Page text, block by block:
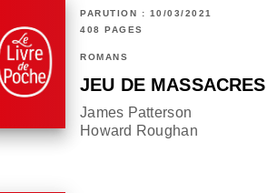
PARUTION : 10/03/2021
408 PAGES
ROMANS
JEU DE MASSACRES
James Patterson
Howard Roughan